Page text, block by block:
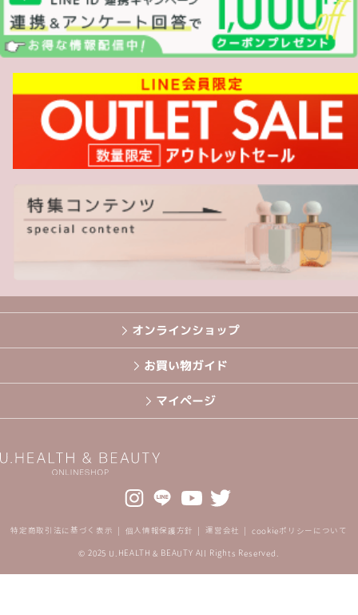
オンラインショップ
お買い物ガイド
マイページ
© 2025 U.HEALTH & BEAUTY All Rights Reserved.
特定商取引法に基づく表示 個人情報保護方針 運営会社 cookieポリシーについて